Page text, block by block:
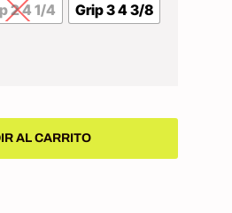
2 4 1/4 Grip 3 4 3/8
AL CARRITO